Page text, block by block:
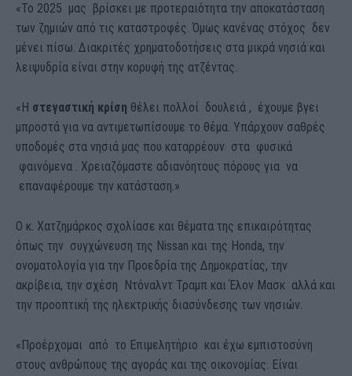
«Το 2025 μας βρίσκει με προτεραιότητα την αποκατάσταση
των ζημιών από τις καταστροφές. Όμως κανένας στόχος δεν
μένει πίσω. Διακριτές χρηματοδοτήσεις στα μικρά νησιά και
λειψυδρία είναι στην κορυφή της ατζέντας.
«Η στεγαστική κρίση θέλει πολλοί δουλειά , έχουμε βγει
μπροστά για να αντιμετωπίσουμε το θέμα. Υπάρχουν σαθρές
υποδομές στα νησιά μας που καταρρέουν στα φυσικά
φαινόμενα . Χρειαζόμαστε αδιανόητους πόρους για να
επαναφέρουμε την κατάσταση.»
Ο κ. Χατζημάρκος σχολίασε και θέματα της επικαιρότητας
όπως την συγχώνευση της Nissan και της Honda, την
ονοματολογία για την Προεδρία της Δημοκρατίας, την
ακρίβεια, την σχέση Ντόναλντ Τραμπ και Έλον Μασκ αλλά και
την προοπτική της ηλεκτρικής διασύνδεσης των νησιών.
«Προέρχομαι από το Επιμελητήριο και έχω εμπιστοσύνη
στους ανθρώπους της αγοράς και της οικονομίας. Είναι